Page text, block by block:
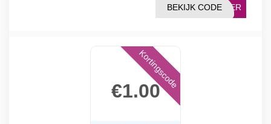
FFER
BEKIJK CODE
€1.00
Kortingscode